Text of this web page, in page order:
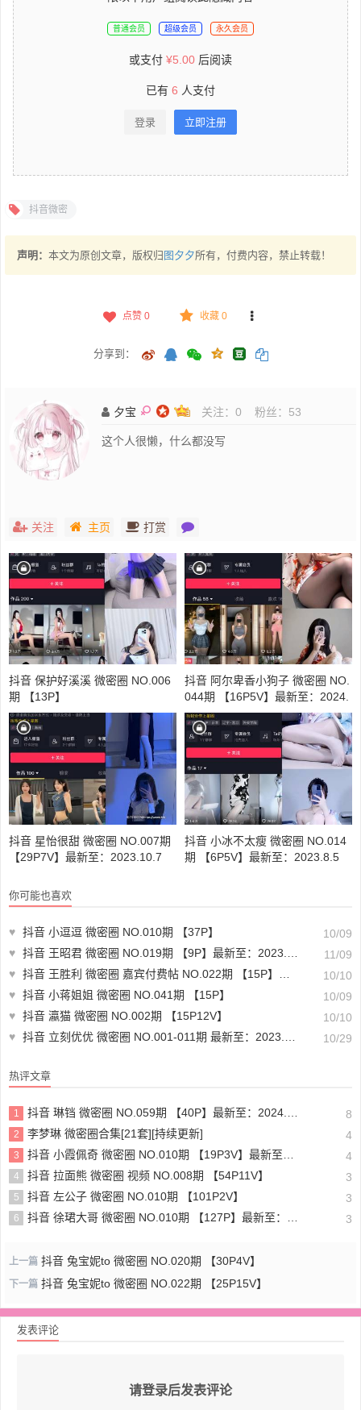
普通会员 超级会员 永久会员
或支付 ¥5.00 后阅读
已有 6 人支付
登录 立即注册
抖音微密
声明： 本文为原创文章，版权归 图夕夕所有，付费内容，禁止转载！
点赞 0 收藏 0
分享到：
夕宝 关注： 0 粉丝： 53
这个人很懒，什么都没写
关注 主页 打赏
抖音 保护好溪溪 微密圈 NO.006
期 【13P】
抖音 阿尔卑香小狗子 微密圈 NO.
044期 【16P5V】最新至：2024.
2.18
抖音 星怡很甜 微密圈 NO.007期
【29P7V】最新至：2023.10.7
抖音 小冰不太瘦 微密圈 NO.014
期 【6P5V】最新至：2023.8.5
你可能也喜欢
♥ 抖音 小逗逗 微密圈 NO.010期 【37P】
10/09
♥ 抖音 王昭君 微密圈 NO.019期 【9P】最新至：2023.11.08
11/09
♥ 抖音 王胜利 微密圈 嘉宾付费帖 NO.022期 【15P】最新至：2023.9.7
10/10
♥ 抖音 小蒋姐姐 微密圈 NO.041期 【15P】
10/09
♥ 抖音 瀛猫 微密圈 NO.002期 【15P12V】
10/10
♥ 抖音 立刻优优 微密圈 NO.001-011期 最新至：2023.9.22 10/29
热评文章
1 抖音 琳铛 微密圈 NO.059期 【40P】最新至：2024.1.10 8
2 李梦琳 微密圈合集[21套][持续更新] 4
3 抖音 小霞佩奇 微密圈 NO.010期 【19P3V】最新至：2025.5.26 4
4 抖音 拉面熊 微密圈 视频 NO.008期 【54P11V】 3
5 抖音 左公子 微密圈 NO.010期 【101P2V】 3
6 抖音 徐珺大哥 微密圈 NO.010期 【127P】最新至：2024.1.19 3
上一篇 抖音 兔宝妮to 微密圈 NO.020期 【30P4V】
下一篇 抖音 兔宝妮to 微密圈 NO.022期 【25P15V】
发表评论
请登录后发表评论